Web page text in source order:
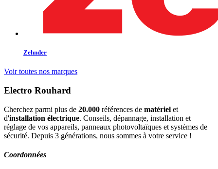
Zehnder
Voir toutes nos marques
Electro Rouhard
Cherchez parmi plus de 20.000 références de matériel et
d'installation électrique. Conseils, dépannage, installation et
réglage de vos appareils, panneaux photovoltaïques et systèmes de
sécurité. Depuis 3 générations, nous sommes à votre service !
Coordonnées